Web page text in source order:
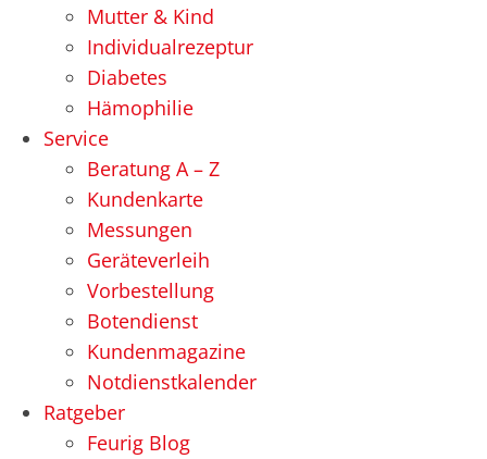
Mutter & Kind
Individualrezeptur
Diabetes
Hämophilie
Service
Beratung A – Z
Kundenkarte
Messungen
Geräteverleih
Vorbestellung
Botendienst
Kundenmagazine
Notdienstkalender
Ratgeber
Feurig Blog